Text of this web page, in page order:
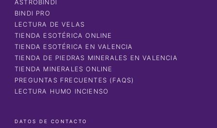
ASTROBINDI
BINDI PRO
LECTURA DE VELAS
TIENDA ESOTÉRICA ONLINE
TIENDA ESOTÉRICA EN VALENCIA
TIENDA DE PIEDRAS MINERALES EN VALENCIA
TIENDA MINERALES ONLINE
PREGUNTAS FRECUENTES (FAQS)
LECTURA HUMO INCIENSO
DATOS DE CONTACTO